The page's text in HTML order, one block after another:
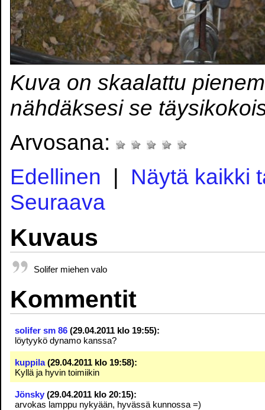
Kuva on skaalattu
nähdäksesi se
Arvosana:
Edellinen | Näytä kaikki
Seuraava
Kuvaus
Solifer miehen valo
Kommentit
solifer sm 86(29.04.2011 klo 19:55):
löytyykö dynamo kanssa?
kuppila(29.04.2011 klo 19:58):
Kyllä ja hyvin toimiikin
Jönsky(29.04.2011 klo 20:15):
arvokas lamppu nykyään, hyvässä kunnossa =)